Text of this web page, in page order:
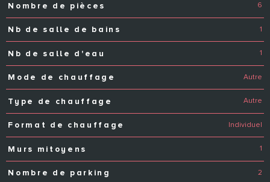
Nombre de pièces 6
Nb de salle de bains 1
Nb de salle d'eau 1
Mode de chauffage Autre
Type de chauffage Autre
Format de chauffage Individuel
Murs mitoyens 1
Nombre de parking 2